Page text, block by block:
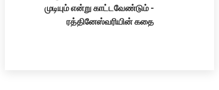
முடியும் என்று காட்டவேண்டும் -
ரத்தினேஸ்வரியின் கதை